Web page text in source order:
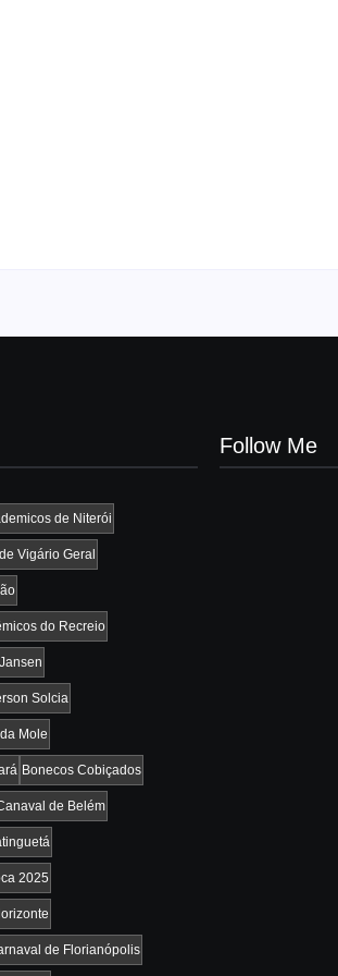
de Niterói
Vigário Geral
do Recreio
Solcia
Mole
Bonecos Cobiçados
de Belém
2025
de Florianópolis
Follow Me